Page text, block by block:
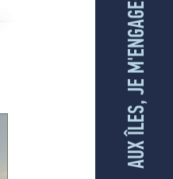
AUX ÎLES, JE M'ENGAGE